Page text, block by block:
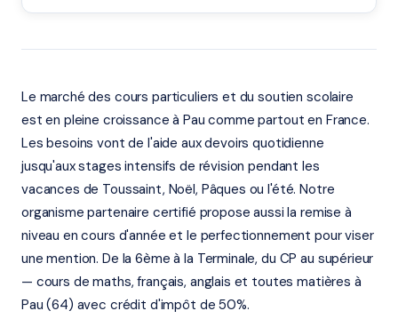
Le marché des cours particuliers et du soutien scolaire
est en pleine croissance à Pau comme partout en France.
Les besoins vont de l'aide aux devoirs quotidienne
jusqu'aux stages intensifs de révision pendant les
vacances de Toussaint, Noël, Pâques ou l'été. Notre
organisme partenaire certifié propose aussi la remise à
niveau en cours d'année et le perfectionnement pour viser
une mention. De la 6ème à la Terminale, du CP au supérieur
— cours de maths, français, anglais et toutes matières à
Pau (64) avec crédit d'impôt de 50%.